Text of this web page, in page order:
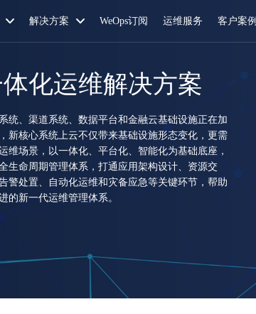
解决方案 WeOps订阅 运维服务 客户案例
化运维解决方案
统、渠道系统、数据平台和金融云基础设施正在加
新核心系统上云不仅带来基础设施形态变化，更需
维场景，以一体化、平台化、智能化为基础底座，
生命周期管理体系，打通应用架构设计、资源交
警处置、自动化运维和灾备应急等关键环节，帮助
的新一代运维管理体系。